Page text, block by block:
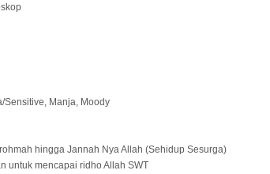
Sensitive, Manja, Moody
hingga Jannah Nya Allah (Sehidup Sesurga)
untuk mencapai ridho Allah SWT